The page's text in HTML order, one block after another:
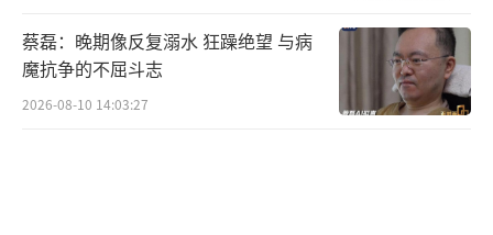
蔡磊：晚期像反复溺水 狂躁绝望 与病
魔抗争的不屈斗志
2026-08-10 14:03:27